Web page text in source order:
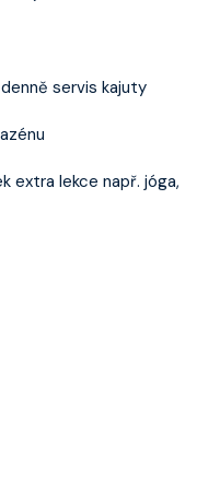
servis kajuty
extra lekce např. jóga,